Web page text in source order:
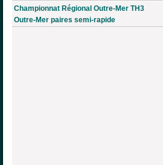
Championnat Régional Outre-Mer TH3
Outre-Mer paires semi-rapide